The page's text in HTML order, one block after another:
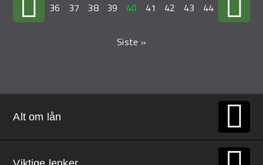
36 37 38 39 40 41 42 43 44
Siste »
Alt om lån